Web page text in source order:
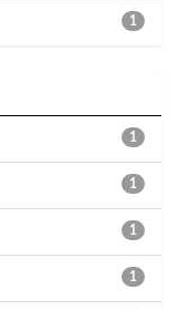
1
1
1
1
1